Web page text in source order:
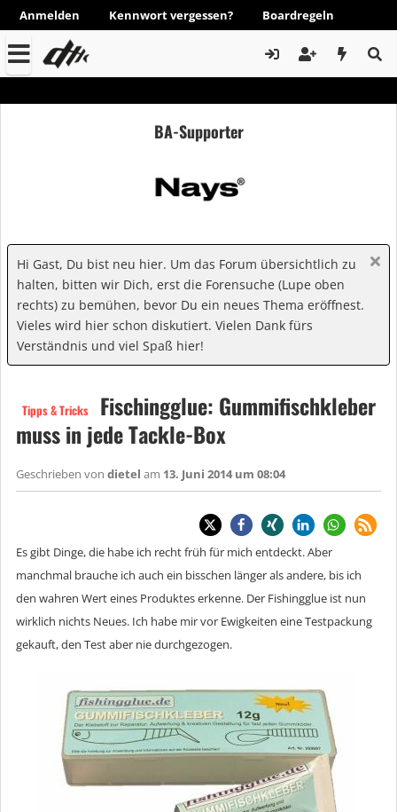
Anmelden Kennwort vergessen? Boardregeln
BA-Supporter
Hi Gast, Du bist neu hier. Um das Forum übersichtlich zu
halten, bitten wir Dich, erst die Forensuche (Lupe oben
rechts) zu bemühen, bevor Du ein neues Thema eröffnest.
Vieles wird hier schon diskutiert. Vielen Dank fürs
Verständnis und viel Spaß hier!
Tipps & Tricks
Fischingglue: Gummifischkleber
muss in jede Tackle-Box
Geschrieben von dietel am 13. Juni 2014 um 08:04
Es gibt Dinge, die habe ich recht früh für mich entdeckt. Aber
manchmal brauche ich auch ein bisschen länger als andere, bis ich
den wahren Wert eines Produktes erkenne. Der Fishingglue ist nun
wirklich nichts Neues. Ich habe mir vor Ewigkeiten eine Testpackung
gekauft, den Test aber nie durchgezogen.